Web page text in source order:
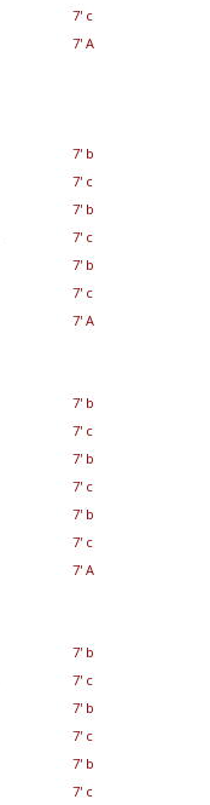
7' c
7' A
7' b
7' c
7' b
7' c
7' b
7' c
7' A
7' b
7' c
7' b
7' c
7' b
7' c
7' A
7' b
7' c
7' b
7' c
7' b
7' c